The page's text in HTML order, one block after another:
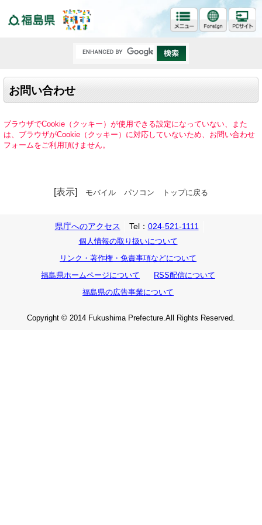
お問い合わせ
ブラウザでCookie（クッキー）が使用できる設定になっていない、また
は、ブラウザがCookie（クッキー）に対応していないため、お問い合わせ
フォームをご利用頂けません。
[表示] モバイル パソコン トップに戻る
県庁へのアクセス Tel： 024-521-1111
個人情報の取り扱いについて
リンク・著作権・免責事項などについて
福島県ホームページについて
RSS配信について
福島県の広告事業について
Copyright © 2014 Fukushima Prefecture.All Rights Reserved.